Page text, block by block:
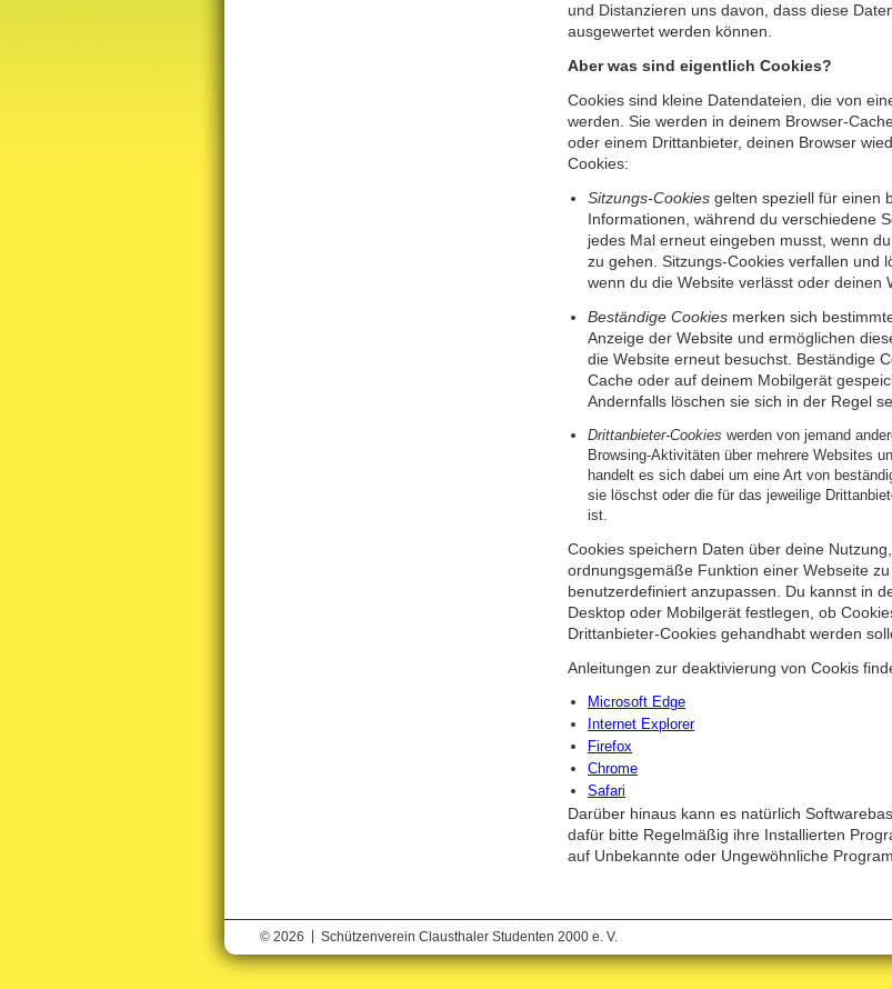
und Distanzieren uns davon, dass diese
ausgewertet werden können.
Aber was sind eigentlich Cookies?
Cookies sind kleine Datendateien, die von
werden. Sie werden in deinem Browser-
oder einem Drittanbieter, deinen Browser
Cookies:
Sitzungs-Cookies gelten speziell für einen
Informationen, während du verschiedene
jedes Mal erneut eingeben musst, wenn
zu gehen. Sitzungs-Cookies verfallen und
wenn du die Website verlässt oder deinen
Beständige Cookies merken sich
Anzeige der Website und ermöglichen
die Website erneut besuchst. Beständige
Cache oder auf deinem Mobilgerät
Andernfalls löschen sie sich in der Regel
Drittanbieter-Cookies werden von jemand
Browsing-Aktivitäten über mehrere Websites
handelt es sich dabei um eine Art von
sie löschst oder die für das jeweilige
ist.
Cookies speichern Daten über deine
ordnungsgemäße Funktion einer Webseite
benutzerdefiniert anzupassen. Du kannst in
Desktop oder Mobilgerät festlegen, ob
Drittanbieter-Cookies gehandhabt werden
Anleitungen zur deaktivierung von Cookis
Microsoft Edge
Internet Explorer
Firefox
Chrome
Safari
Darüber hinaus kann es natürlich
dafür bitte Regelmäßig ihre Installierten
auf Unbekannte oder Ungewöhnliche
© 2026 Schützenverein Clausthaler Studenten 2000 e. V.